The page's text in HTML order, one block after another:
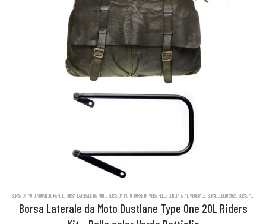
BORSA DA MOTO AGGANCIO RAPIDO, BORSA LATERALE DA MOTO, BORSE DA MOTO, BORSE IN VERA PELLE CONCIATA AL VEGETALE, BORSE LUGLIO 2023, BORSE MESSENGER IN PELLE DUSTLANE
Borsa Laterale da Moto Dustlane Type One 20L Riders